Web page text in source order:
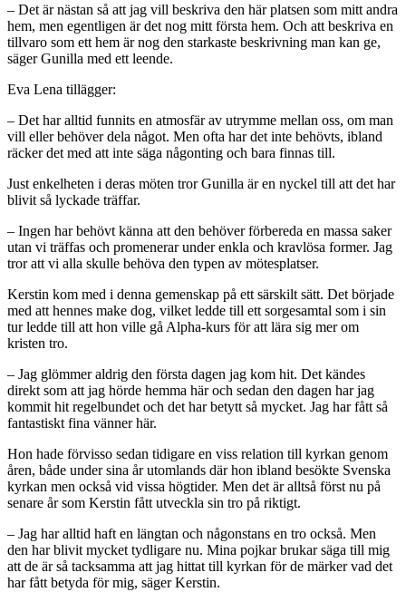
– Det är nästan så att jag vill beskriva den här platsen som mitt andra
hem, men egentligen är det nog mitt första hem. Och att beskriva en
tillvaro som ett hem är nog den starkaste beskrivning man kan ge,
säger Gunilla med ett leende.
Eva Lena tillägger:
– Det har alltid funnits en atmosfär av utrymme mellan oss, om man
vill eller behöver dela något. Men ofta har det inte behövts, ibland
räcker det med att inte säga någonting och bara finnas till.
Just enkelheten i deras möten tror Gunilla är en nyckel till att det har
blivit så lyckade träffar.
– Ingen har behövt känna att den behöver förbereda en massa saker
utan vi träffas och promenerar under enkla och kravlösa former. Jag
tror att vi alla skulle behöva den typen av mötesplatser.
Kerstin kom med i denna gemenskap på ett särskilt sätt. Det började
med att hennes make dog, vilket ledde till ett sorgesamtal som i sin
tur ledde till att hon ville gå Alpha-kurs för att lära sig mer om
kristen tro.
– Jag glömmer aldrig den första dagen jag kom hit. Det kändes
direkt som att jag hörde hemma här och sedan den dagen har jag
kommit hit regelbundet och det har betytt så mycket. Jag har fått så
fantastiskt fina vänner här.
Hon hade förvisso sedan tidigare en viss relation till kyrkan genom
åren, både under sina år utomlands där hon ibland besökte Svenska
kyrkan men också vid vissa högtider. Men det är alltså först nu på
senare år som Kerstin fått utveckla sin tro på riktigt.
– Jag har alltid haft en längtan och någonstans en tro också. Men
den har blivit mycket tydligare nu. Mina pojkar brukar säga till mig
att de är så tacksamma att jag hittat till kyrkan för de märker vad det
har fått betyda för mig, säger Kerstin.